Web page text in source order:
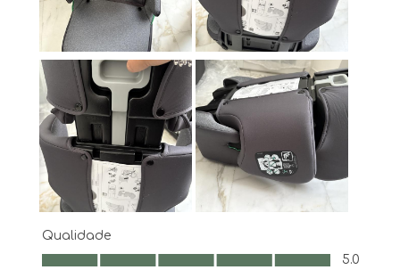
Qualidade
Qualidade, 5.0 em 5
5.0